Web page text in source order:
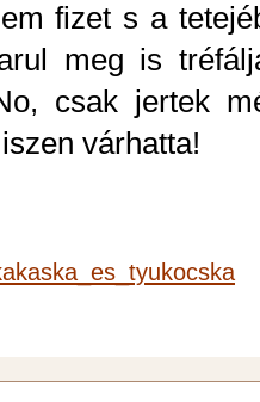
fizet s a
meg is
csak jertek
várhatta!